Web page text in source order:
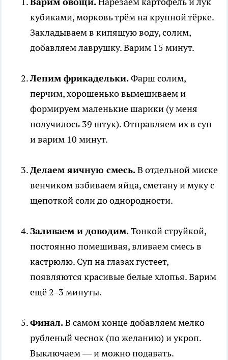
кубиками, морковь трём на крупной тёрке.
Закладываем в кипящую воду, солим,
добавляем лаврушку. Варим 15 минут.
Лепим фрикадельки.Фарш солим,
перчим, хорошенько вымешиваем и
формируем маленькие шарики (у меня
получилось 39 штук). Отправляем их в суп
и варим 10 минут.
Делаем яичную смесь.В отдельной миске
венчиком взбиваем яйца, сметану и муку с
щепоткой соли до однородности.
Заливаем и доводим.Тонкой струйкой,
постоянно помешивая, вливаем смесь в
кастрюлю. Суп на глазах густеет,
появляются красивые белые хлопья. Варим
ещё 2–3 минуты.
Финал.В самом конце добавляем мелко
рубленый чеснок (по желанию) и укроп.
Выключаем — и можно подавать.